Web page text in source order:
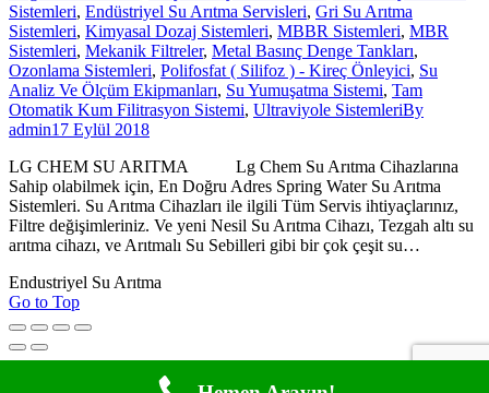
Sistemleri, Endüstriyel Su Arıtma Servisleri, Gri Su Arıtma
Sistemleri, Kimyasal Dozaj Sistemleri, MBBR Sistemleri, MBR
Sistemleri, Mekanik Filtreler, Metal Basınç Denge Tankları,
Ozonlama Sistemleri, Polifosfat ( Silifoz ) - Kireç Önleyici, Su
Analiz Ve Ölçüm Ekipmanları, Su Yumuşatma Sistemi, Tam
Otomatik Kum Filitrasyon Sistemi, Ultraviyole SistemleriBy
admin17 Eylül 2018
LG CHEM SU ARITMA Lg Chem Su Arıtma Cihazlarına
Sahip olabilmek için, En Doğru Adres Spring Water Su Arıtma
Sistemleri. Su Arıtma Cihazları ile ilgili Tüm Servis ihtiyaçlarınız,
Filtre değişimleriniz. Ve yeni Nesil Su Arıtma Cihazı, Tezgah altı su
arıtma cihazı, ve Arıtmalı Su Sebilleri gibi bir çok çeşit su…
Endustriyel Su Arıtma
Go to Top